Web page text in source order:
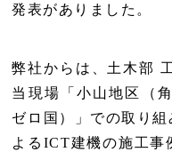
発表がありました。
弊社からは、土木部
当現場「小山地区（
ゼロ国）」での取り
よるICT建機の施工事